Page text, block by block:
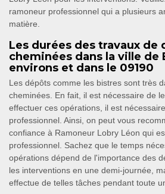
ramoneur professionnel qui a plusieurs
matière.
Les durées des travaux de
cheminées dans la ville de
environs et dans le 09190
Les dépôts comme les bistres sont très
cheminées. En fait, il est nécessaire de
effectuer ces opérations, il est
professionnel. Ainsi, on peut vous
confiance à Ramoneur Lobry Léon qui
professionnel. Sachez que le temps
opérations dépend de l'importance des
les interventions en une demi-journée,
effectue de telles tâches pendant toute